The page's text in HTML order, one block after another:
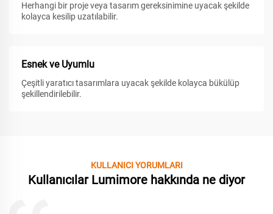
Herhangi bir proje veya tasarım gereksinimine uyacak şekilde
kolayca kesilip uzatılabilir.
Esnek ve Uyumlu
Çeşitli yaratıcı tasarımlara uyacak şekilde kolayca bükülüp
şekillendirilebilir.
KULLANICI YORUMLARI
Kullanıcılar Lumimore hakkında ne diyor